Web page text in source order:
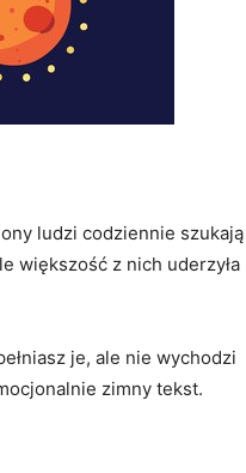
ludzi codziennie szukają
większość z nich uderzyła
je, ale nie wychodzi
zimny tekst.